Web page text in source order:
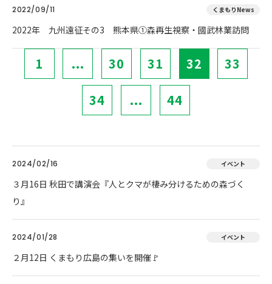
2022/09/11 くまもりNews
2022年 九州遠征その3 熊本県①森再生視察・國武林業訪問
1 ... 30 31 32 33
34 ... 44
2024/02/16 イベント
３月16日 秋田で講演会『人とクマが棲み分けるための森づく
り』
2024/01/28 イベント
２月12日 くまもり広島の集いを開催🚩